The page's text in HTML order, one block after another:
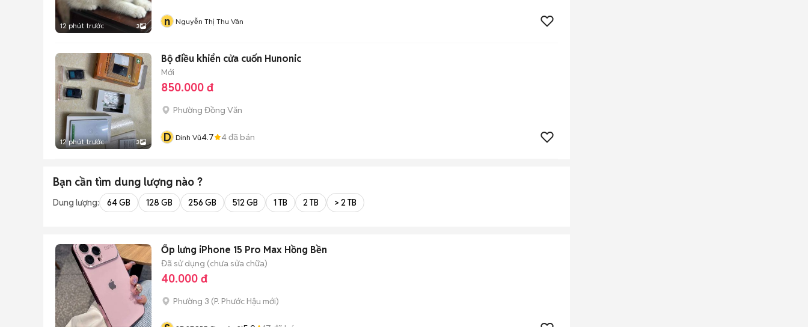
12 phút trước 3 n Nguyễn Thị Thu Vân
12 phút trước 3
Bộ điều khiển cửa cuốn Hunonic
Mới
850.000 đ
Phường Đồng Văn
D Dinh Vũ4.7 4đã bán
Bạn cần tìm dung lượng nào ?
Dung lượng: 64 GB 128 GB 256 GB 512 GB 1 TB 2 TB > 2 TB
Ốp lưng iPhone 15 Pro Max Hồng Bền
Đã sử dụng (chưa sửa chữa)
40.000 đ
Phường 3 (P. Phước Hậu mới)